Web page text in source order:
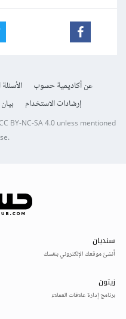
عن أكاديمية حسوب
إرشادات الاستخدام
CC BY-NC-SA 4.0unless mentioned